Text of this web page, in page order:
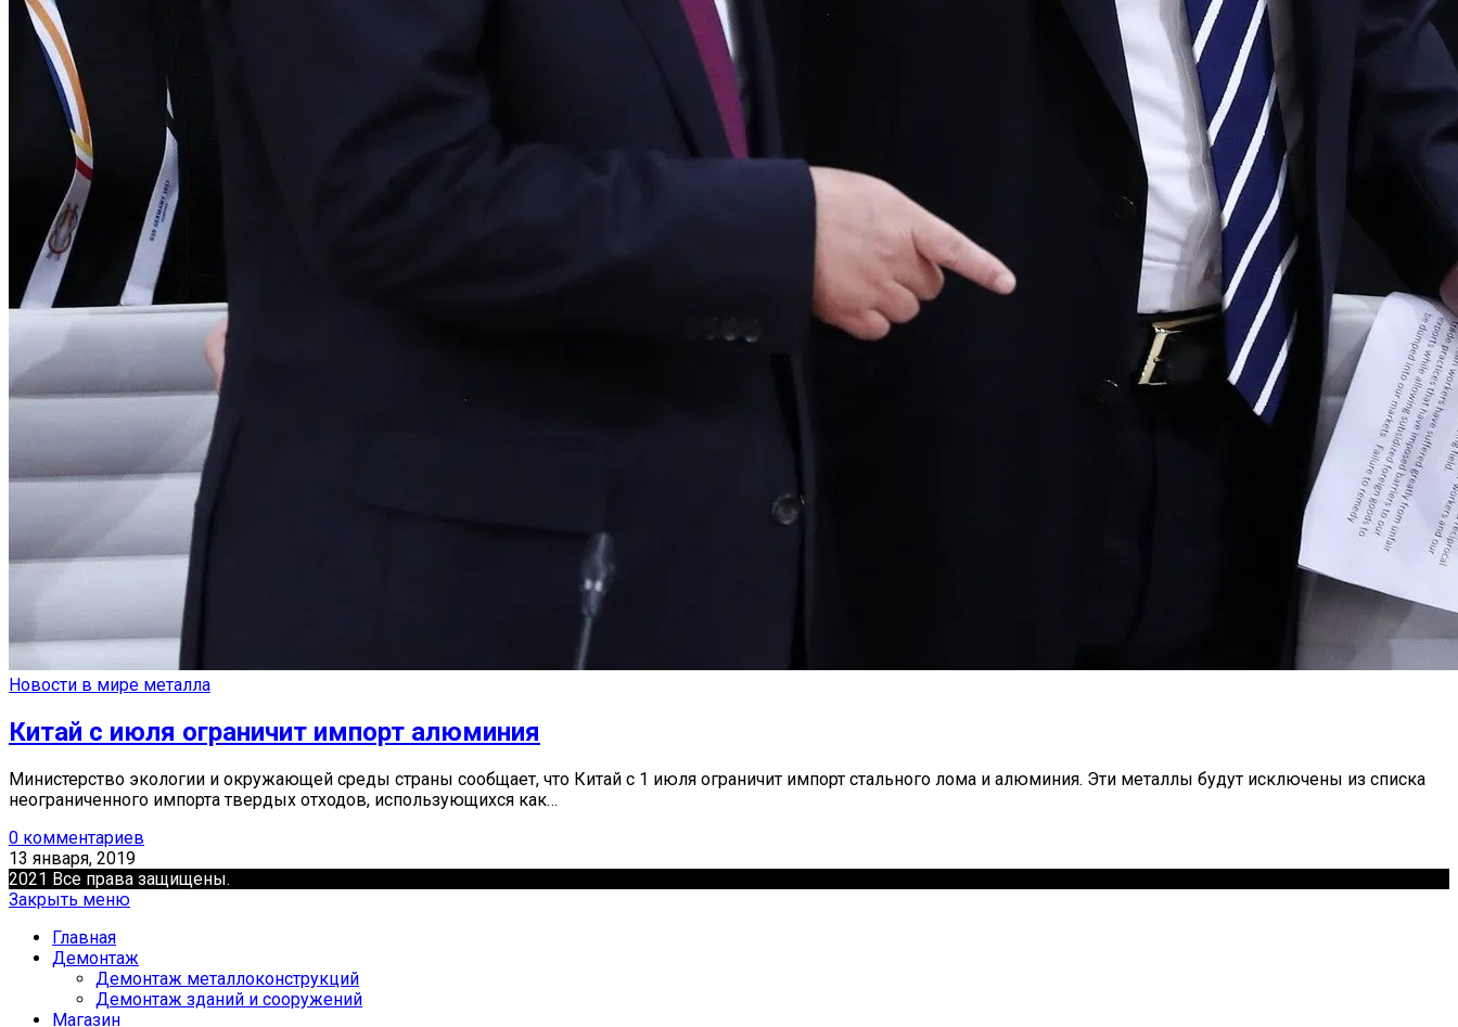
Новости в мире металла
Китай с июля ограничит импорт алюминия
Министерство экологии и окружающей среды страны сообщает, что Китай с 1 июля ограничит импорт стального лома и алюминия. Эти металлы будут исключены из списка
неограниченного импорта твердых отходов, использующихся как…
0 комментариев
13 января, 2019
2021 Все права защищены.
Закрыть меню
Главная
Демонтаж
Демонтаж металлоконструкций
Демонтаж зданий и сооружений
Магазин